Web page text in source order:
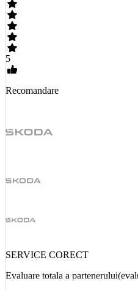
5
Recomandare
SERVICE CORECT
Evaluare totala a